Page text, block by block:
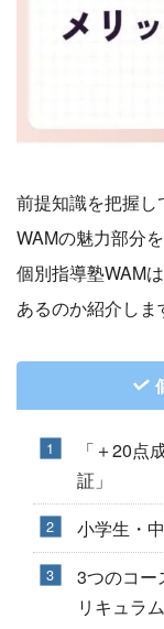
前提知識を把握
WAMの魅力部分
個別指導塾WAM
あるのか紹介しま
「＋20点
証」
小学生・
3つのコー
リキュラム